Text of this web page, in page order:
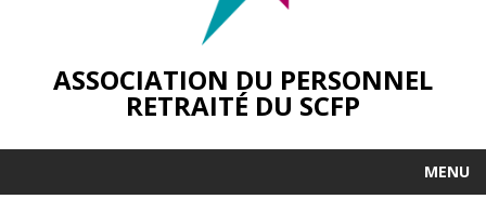
ASSOCIATION DU PERSONNEL
RETRAITÉ DU SCFP
MENU